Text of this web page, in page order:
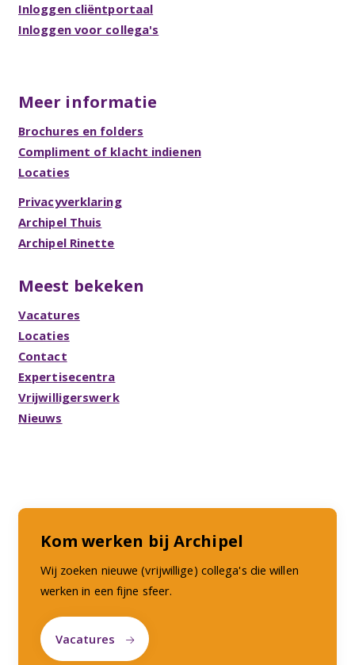
Inloggen cliëntportaal
Inloggen voor collega's
Meer informatie
Brochures en folders
Compliment of klacht indienen
Locaties
Privacyverklaring
Archipel Thuis
Archipel Rinette
Meest bekeken
Vacatures
Locaties
Contact
Expertisecentra
Vrijwilligerswerk
Nieuws
Kom werken bij Archipel
Wij zoeken nieuwe (vrijwillige) collega's die willen
werken in een fijne sfeer.
Vacatures